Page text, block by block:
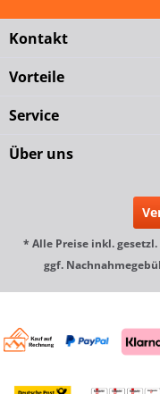
Kontakt
Vorteile
Service
Über uns
* Alle Preise inkl.
ggf.